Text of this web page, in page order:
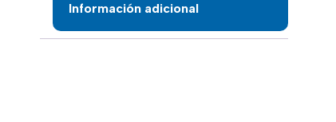
Información adicional